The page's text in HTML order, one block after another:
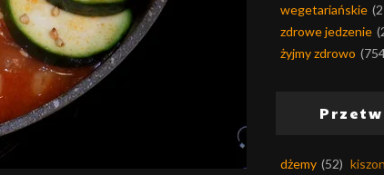
wegetariańskie
zdrowe jedzenie
żyjmy zdrowo
dżemy (52)